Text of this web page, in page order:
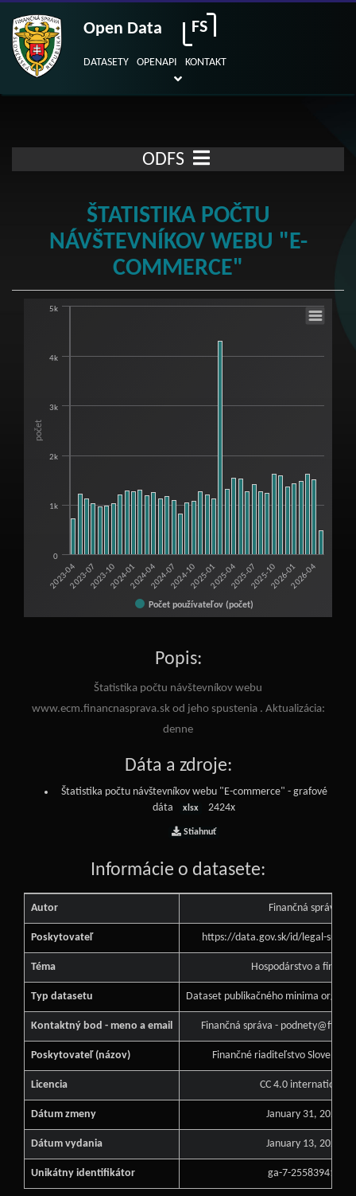
Open Data FS
DATASETY OPENAPI KONTAKT
ODFS
ŠTATISTIKA POČTU
NÁVŠTEVNÍKOV WEBU "E-
COMMERCE"
Štatistika počtu návštevníkov webu "E-
počet
Počet používateľov (počet)
2023-042023-072023-102024-012024-042024-072024-102025-012025-042025-072025-102026-012026-04
0
1k
2k
3k
4k
5k
Popis:
Štatistika počtu návštevníkov webu
www.ecm.financnasprava.sk od jeho spustenia . Aktualizácia:
denne
Dáta a zdroje:
Štatistika počtu návštevníkov webu "E-commerce" - grafové
dáta
xlsx 2424x
Stiahnuť
Informácie o datasete:
Autor Finančná správa
Poskytovateľ https://data.gov.sk/id/legal-
Téma Hospodárstvo a
Typ datasetu Dataset publikačného minima orgánu
Kontaktný bod - meno a email Finančná správa -
Poskytovateľ (názov) Finančné riaditeľstvo
Licencia CC 4.0 international
Dátum zmeny January 31, 2022
Dátum vydania January 13, 2022
Unikátny identifikátor ga-7-255839416